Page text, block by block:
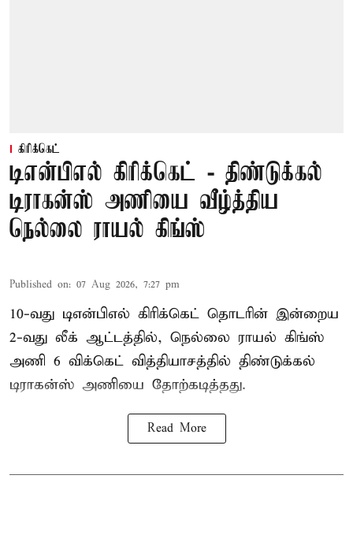
கிரிக்கெட்
டிஎன்பிஎல் கிரிக்கெட் - திண்டுக்கல்
டிராகன்ஸ் அணியை வீழ்த்திய
நெல்லை ராயல் கிங்ஸ்
Published on: 07 Aug 2026, 7:27 pm
10-வது டிஎன்பிஎல் கிரிக்கெட் தொடரின் இன்றைய
2-வது லீக் ஆட்டத்தில், நெல்லை ராயல் கிங்ஸ்
அணி 6 விக்கெட் வித்தியாசத்தில் திண்டுக்கல்
டிராகன்ஸ் அணியை தோற்கடித்தது.
Read More